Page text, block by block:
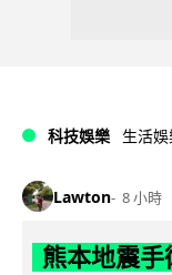
科技娛樂 生活
Lawton 8 小時
熊本地震